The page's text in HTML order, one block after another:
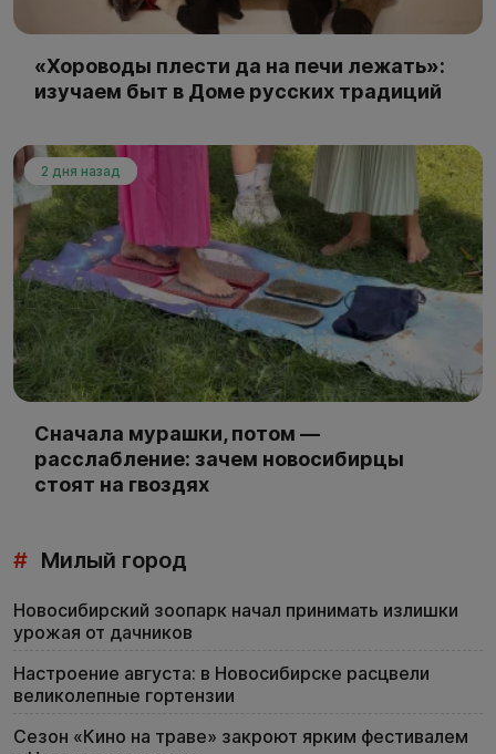
«Хороводы плести да на печи лежать»:
изучаем быт в Доме русских традиций
2 дня назад
Сначала мурашки, потом —
расслабление: зачем новосибирцы
стоят на гвоздях
# Милый город
Новосибирский зоопарк начал принимать излишки
урожая от дачников
Настроение августа: в Новосибирске расцвели
великолепные гортензии
Сезон «Кино на траве» закроют ярким фестивалем